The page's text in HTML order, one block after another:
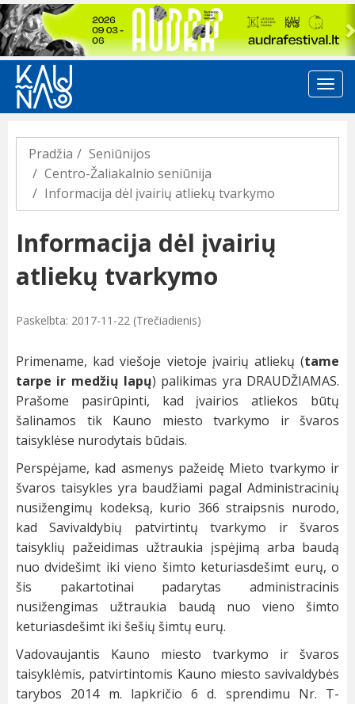
Previous
Pradžia
Seniūnijos
Centro-Žaliakalnio seniūnija
Informacija dėl įvairių atliekų tvarkymo
Informacija dėl įvairių
atliekų tvarkymo
Paskelbta: 2017-11-22 (Trečiadienis)
Primename, kad viešoje vietoje įvairių atliekų (tame
tarpe ir medžių lapų) palikimas yra DRAUDŽIAMAS.
Prašome pasirūpinti, kad įvairios atliekos būtų
šalinamos tik Kauno miesto tvarkymo ir švaros
taisyklėse nurodytais būdais.
Perspėjame, kad asmenys pažeidę Mieto tvarkymo ir
švaros taisykles yra baudžiami pagal Administracinių
nusižengimų kodeksą, kurio 366 straipsnis nurodo,
kad Savivaldybių patvirtintų tvarkymo ir švaros
taisyklių pažeidimas užtraukia įspėjimą arba baudą
nuo dvidešimt iki vieno šimto keturiasdešimt eurų, o
šis pakartotinai padarytas administracinis
nusižengimas užtraukia baudą nuo vieno šimto
keturiasdešimt iki šešių šimtų eurų.
Vadovaujantis Kauno miesto tvarkymo ir švaros
taisyklėmis, patvirtintomis Kauno miesto savivaldybės
tarybos 2014 m. lapkričio 6 d. sprendimu Nr. T-